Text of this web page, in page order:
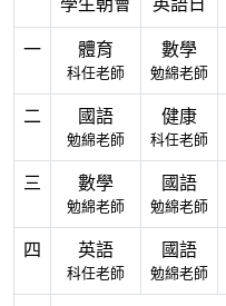
學生朝會 英語日
一 體育
科任老師
數學
勉綿老師
二 國語
勉綿老師
健康
科任老師
三 數學
勉綿老師
國語
勉綿老師
四 英語
科任老師
國語
勉綿老師